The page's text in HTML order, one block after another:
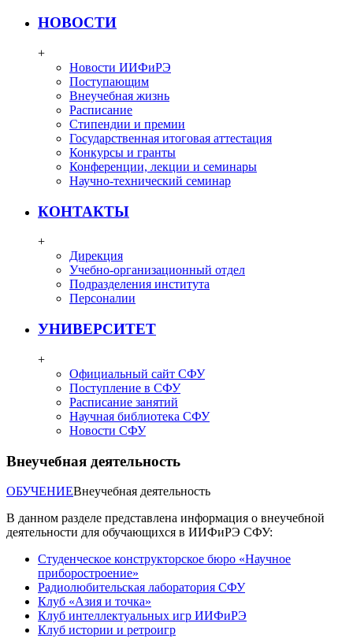
НОВОСТИ
+
Новости ИИФиРЭ
Поступающим
Внеучебная жизнь
Расписание
Стипендии и премии
Государственная итоговая аттестация
Конкурсы и гранты
Конференции, лекции и семинары
Научно-технический семинар
КОНТАКТЫ
+
Дирекция
Учебно-организационный отдел
Подразделения института
Персоналии
УНИВЕРСИТЕТ
+
Официальный сайт СФУ
Поступление в СФУ
Расписание занятий
Научная библиотека СФУ
Новости СФУ
Внеучебная деятельность
ОБУЧЕНИЕВнеучебная деятельность
В данном разделе представлена информация о внеучебной
деятельности для обучающихся в ИИФиРЭ СФУ:
Студенческое конструкторское бюро «Научное
приборостроение»
Радиолюбительская лаборатория СФУ
Клуб «Азия и точка»
Клуб интеллектуальных игр ИИФиРЭ
Клуб истории и ретроигр